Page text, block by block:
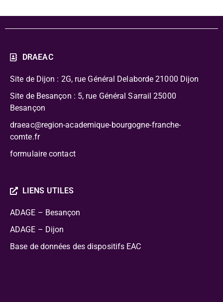
DRAEAC
Site de Dijon : 2G, rue Général Delaborde 21000 Dijon
Site de Besançon : 5, rue Général Sarrail 25000
Besançon
draeac@region-academique-bourgogne-franche-
comte.fr
formulaire contact
LIENS UTILES
ADAGE – Besançon
ADAGE – Dijon
Base de données des dispositifs EAC